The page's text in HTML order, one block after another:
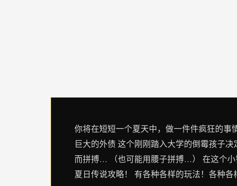
你将在短短一个夏天中，做一件件疯狂的
巨大的外债 这个刚刚踏入大学的倒霉孩子
而拼搏… （也可能用腰子拼搏…） 在这个小
夏日传说攻略！ 有各种各样的玩法！各种各